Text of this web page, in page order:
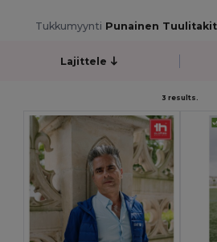
Tukkumyynti Punainen
Lajittele
3 results.